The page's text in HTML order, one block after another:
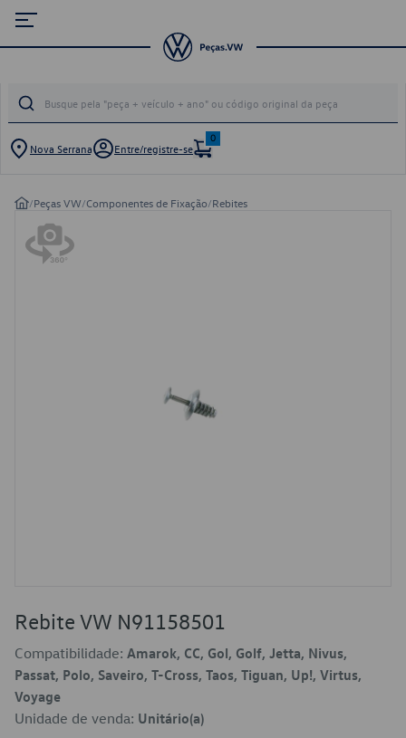
Nova Serrana Entre/registre-se
0
/Peças VW/Componentes de Fixação/Rebites
Rebite VW N91158501
Compatibilidade: Amarok, CC, Gol, Golf, Jetta, Nivus,
Passat, Polo, Saveiro, T-Cross, Taos, Tiguan, Up!, Virtus,
Voyage
Unidade de venda: Unitário(a)